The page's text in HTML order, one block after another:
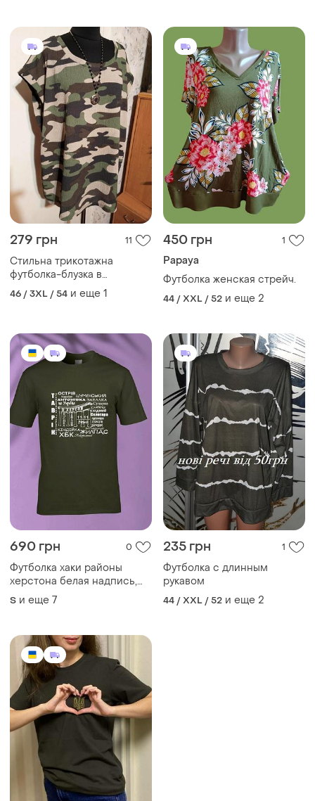
279 грн 11
Стильна трикотажна
футболка-блузка в
камуфляжний принт батал
jyothi
46 / 3XL / 54 и еще 1
450 грн 1
Papaya
Футболка женская стрейч.
44 / XXL / 52 и еще 2
690 грн 0
Футболка хаки районы
херстона белая надпись,
размеры s-5xl
S и еще 7
235 грн 1
Футболка с длинным
рукавом
44 / XXL / 52 и еще 2